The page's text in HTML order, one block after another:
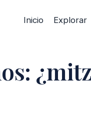
Inicio Explorar